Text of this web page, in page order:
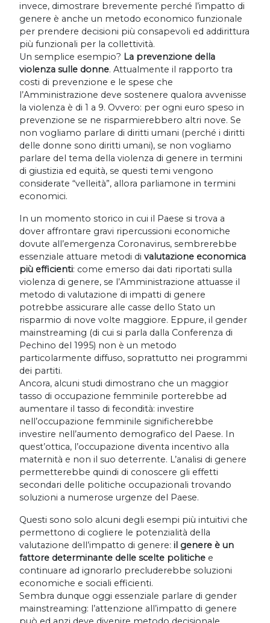
invece, dimostrare brevemente perché l’impatto di
genere è anche un metodo economico funzionale
per prendere decisioni più consapevoli ed addirittura
più funzionali per la collettività.
Un semplice esempio? La prevenzione della
violenza sulle donne. Attualmente il rapporto tra
costi di prevenzione e le spese che
l’Amministrazione deve sostenere qualora avvenisse
la violenza è di 1 a 9. Ovvero: per ogni euro speso in
prevenzione se ne risparmierebbero altri nove. Se
non vogliamo parlare di diritti umani (perché i diritti
delle donne sono diritti umani), se non vogliamo
parlare del tema della violenza di genere in termini
di giustizia ed equità, se questi temi vengono
considerate “velleità”, allora parliamone in termini
economici.
In un momento storico in cui il Paese si trova a
dover affrontare gravi ripercussioni economiche
dovute all’emergenza Coronavirus, sembrerebbe
essenziale attuare metodi di valutazione economica
più efficienti: come emerso dai dati riportati sulla
violenza di genere, se l’Amministrazione attuasse il
metodo di valutazione di impatti di genere
potrebbe assicurare alle casse dello Stato un
risparmio di nove volte maggiore. Eppure, il gender
mainstreaming (di cui si parla dalla Conferenza di
Pechino del 1995) non è un metodo
particolarmente diffuso, soprattutto nei programmi
dei partiti.
Ancora, alcuni studi dimostrano che un maggior
tasso di occupazione femminile porterebbe ad
aumentare il tasso di fecondità: investire
nell’occupazione femminile significherebbe
investire nell’aumento demografico del Paese. In
quest’ottica, l’occupazione diventa incentivo alla
maternità e non il suo deterrente. L’analisi di genere
permetterebbe quindi di conoscere gli effetti
secondari delle politiche occupazionali trovando
soluzioni a numerose urgenze del Paese.
Questi sono solo alcuni degli esempi più intuitivi che
permettono di cogliere le potenzialità della
valutazione dell’impatto di genere: il genere è un
fattore determinante delle scelte politiche e
continuare ad ignorarlo precluderebbe soluzioni
economiche e sociali efficienti.
Sembra dunque oggi essenziale parlare di gender
mainstreaming: l’attenzione all’impatto di genere